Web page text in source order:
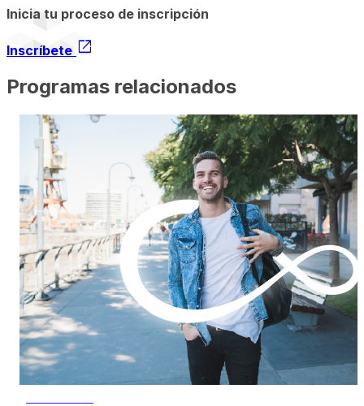
Inicia tu proceso de inscripción
Inscríbete open_in_new
Programas relacionados